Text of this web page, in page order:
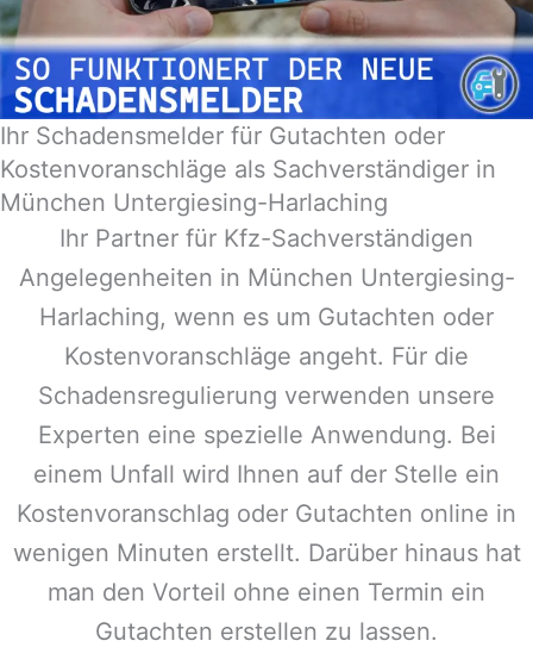
Ihr Schadensmelder für Gutachten oder
Kostenvoranschläge als Sachverständiger in
München Untergiesing-Harlaching
Ihr Partner für Kfz-Sachverständigen
Angelegenheiten in München Untergiesing-
Harlaching, wenn es um Gutachten oder
Kostenvoranschläge angeht. Für die
Schadensregulierung verwenden unsere
Experten eine spezielle Anwendung. Bei
einem Unfall wird Ihnen auf der Stelle ein
Kostenvoranschlag oder Gutachten online in
wenigen Minuten erstellt. Darüber hinaus hat
man den Vorteil ohne einen Termin ein
Gutachten erstellen zu lassen.